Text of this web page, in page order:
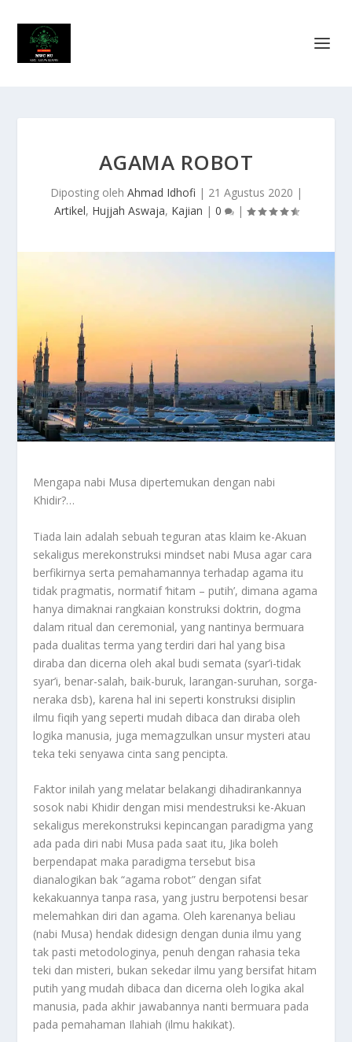
AGAMA ROBOT
Diposting oleh Ahmad Idhofi | 21 Agustus 2020 |
Artikel, Hujjah Aswaja, Kajian | 0 |
Mengapa nabi Musa dipertemukan dengan nabi
Khidir?…
Tiada lain adalah sebuah teguran atas klaim ke-Akuan
sekaligus merekonstruksi mindset nabi Musa agar cara
berfikirnya serta pemahamannya terhadap agama itu
tidak pragmatis, normatif ‘hitam – putih’, dimana agama
hanya dimaknai rangkaian konstruksi doktrin, dogma
dalam ritual dan ceremonial, yang nantinya bermuara
pada dualitas terma yang terdiri dari hal yang bisa
diraba dan dicerna oleh akal budi semata (syar’i-tidak
syar’i, benar-salah, baik-buruk, larangan-suruhan, sorga-
neraka dsb), karena hal ini seperti konstruksi disiplin
ilmu fiqih yang seperti mudah dibaca dan diraba oleh
logika manusia, juga memagzulkan unsur mysteri atau
teka teki senyawa cinta sang pencipta.
Faktor inilah yang melatar belakangi dihadirankannya
sosok nabi Khidir dengan misi mendestruksi ke-Akuan
sekaligus merekonstruksi kepincangan paradigma yang
ada pada diri nabi Musa pada saat itu, Jika boleh
berpendapat maka paradigma tersebut bisa
dianalogikan bak “agama robot” dengan sifat
kekakuannya tanpa rasa, yang justru berpotensi besar
melemahkan diri dan agama. Oleh karenanya beliau
(nabi Musa) hendak didesign dengan dunia ilmu yang
tak pasti metodologinya, penuh dengan rahasia teka
teki dan misteri, bukan sekedar ilmu yang bersifat hitam
putih yang mudah dibaca dan dicerna oleh logika akal
manusia, pada akhir jawabannya nanti bermuara pada
pada pemahaman Ilahiah (ilmu hakikat).